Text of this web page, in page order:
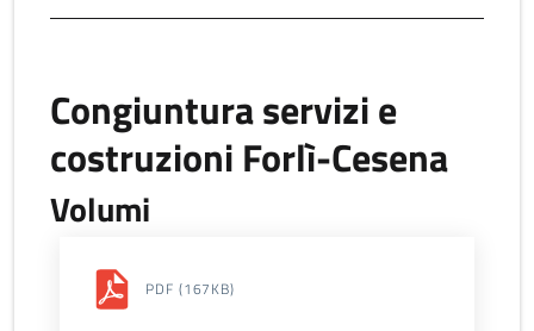
Congiuntura servizi e
costruzioni Forlì-Cesena
Volumi
PDF (167KB)